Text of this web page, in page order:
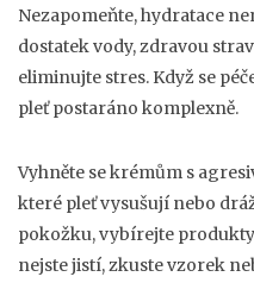
Nezapomeňte, hydratace
dostatek vody, zdravou
eliminujte stres. Když se
pleť postaráno komplexně.
Vyhněte se krémům s
které pleť vysušují nebo
pokožku, vybírejte
nejste jistí, zkuste vzorek